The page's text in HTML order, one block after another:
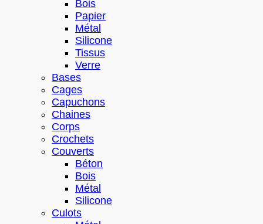
Bois
Papier
Métal
Silicone
Tissus
Verre
Bases
Cages
Capuchons
Chaines
Corps
Crochets
Couverts
Béton
Bois
Métal
Silicone
Culots